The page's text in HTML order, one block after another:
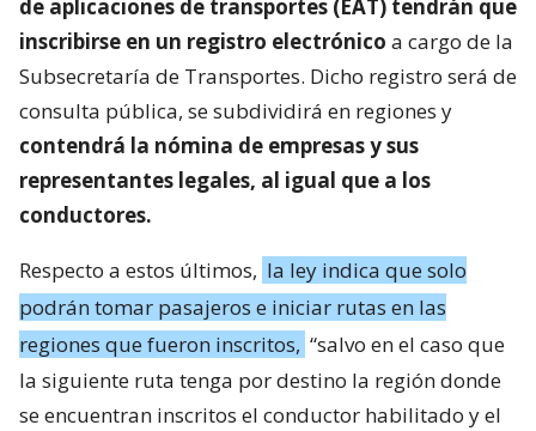
de aplicaciones de transportes (EAT) tendrán que
inscribirse en un registro electrónico a cargo de la
Subsecretaría de Transportes. Dicho registro será de
consulta pública, se subdividirá en regiones y
contendrá la nómina de empresas y sus
representantes legales, al igual que a los
conductores.
Respecto a estos últimos, la ley indica que solo
podrán tomar pasajeros e iniciar rutas en las
regiones que fueron inscritos, “salvo en el caso que
la siguiente ruta tenga por destino la región donde
se encuentran inscritos el conductor habilitado y el